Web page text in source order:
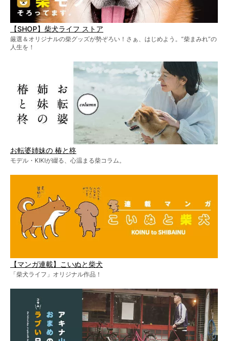
【SHOP】柴犬ライフ ストア
厳選＆オリジナルの柴グッズが勢ぞろい！さぁ、はじめよう。“柴まみれ”の
人生を！
お転婆姉妹の 椿と柊
モデル・KIKIが綴る、心温まる柴コラム。
【マンガ連載】こいぬと柴犬
「柴犬ライフ」オリジナル作品！